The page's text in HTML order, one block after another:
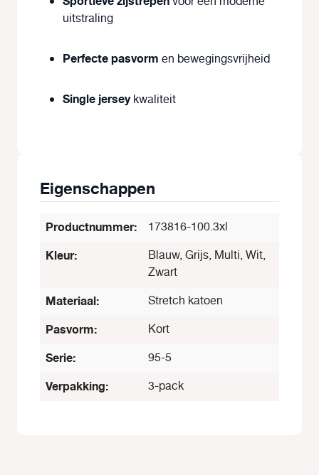
uitstraling
Perfecte pasvorm en bewegingsvrijheid
Single jerseykwaliteit
Eigenschappen
Productnummer: 173816-100.3xl
Kleur:
Blauw, Grijs, Multi, Wit,
Zwart
Materiaal: Stretch katoen
Pasvorm: Kort
Serie: 95-5
Verpakking: 3-pack